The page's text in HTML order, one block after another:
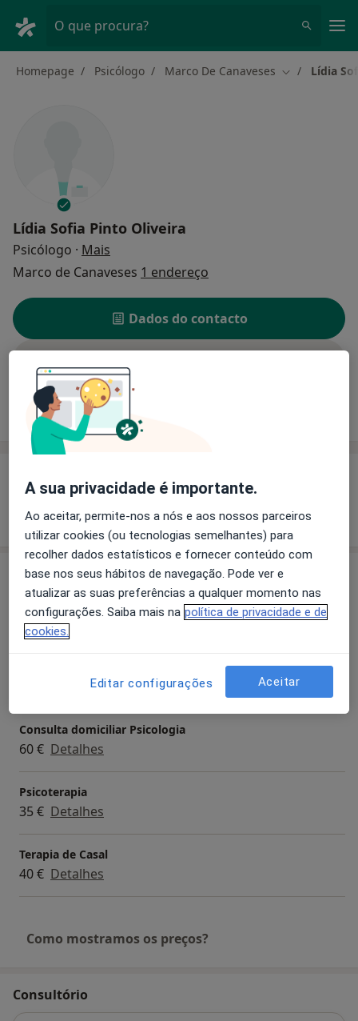
O que procura?
Homepage Psicólogo Marco De Canaveses Mudar de
Lídia
Lídia Sofia Pinto Oliveira
Psicólogo · Mais
Marco de Canaveses 1 endereço
Dados do contacto
Experiência Preços
Mostrar mais detalhes
sobre a experiência
Serviços e preços
Primeira consulta Psicologia
40 € Detalhes
Detalhes
Consulta domiciliar Psicologia
60 € Detalhes
Psicoterapia
35 € Detalhes
Terapia de Casal
40 € Detalhes
Como mostramos os preços?
Consultório
A sua privacidade é importante.
Ao aceitar, permite-nos a nós e aos nossos parceiros
utilizar cookies (ou tecnologias semelhantes) para
recolher dados estatísticos e fornecer conteúdo com
base nos seus hábitos de navegação. Pode ver e
atualizar as suas preferências a qualquer momento nas
configurações. Saiba mais na política de privacidade e de
cookies.
Editar configurações Aceitar